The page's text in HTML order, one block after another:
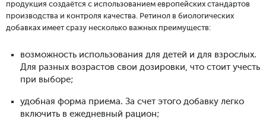
продукция создаётся с использованием европейских стандартов
производства и контроля качества. Ретинол в биологических
добавках имеет сразу несколько важных преимуществ:
возможность использования для детей и для взрослых.
Для разных возрастов свои дозировки, что стоит учесть
при выборе;
удобная форма приема. За счет этого добавку легко
включить в ежедневный рацион;